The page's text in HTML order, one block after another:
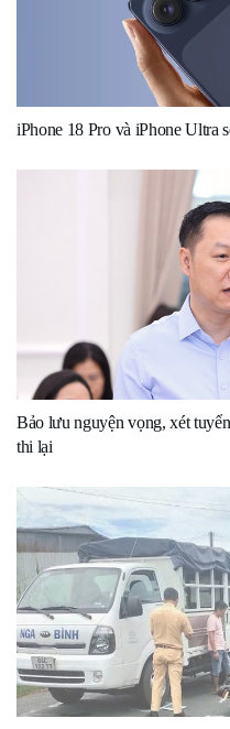
iPhone 18 Pro và iPhone Ultra
Bảo lưu nguyện vọng, xét
thi lại